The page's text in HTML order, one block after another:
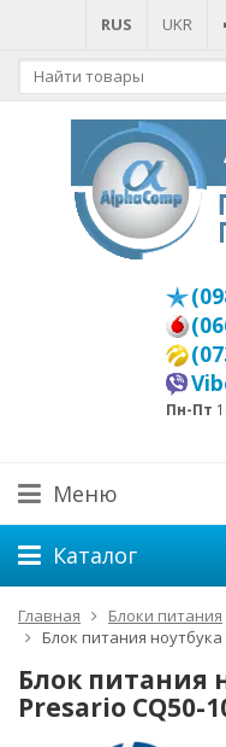
RUS UKR
Пн-Пт
Меню
Каталог
Главная Блоки питания
Блок питания ноутбука
Блок питания
Presario CQ50-